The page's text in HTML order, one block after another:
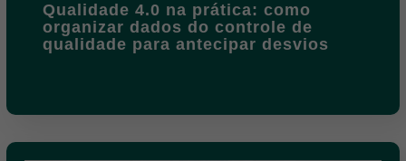
Qualidade 4.0 na prática: como
organizar dados do controle de
qualidade para antecipar desvios